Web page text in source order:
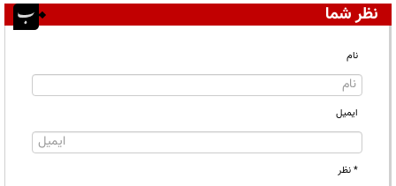
نظر شما
نام
ایمیل
* نظر